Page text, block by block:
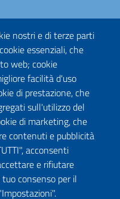
nostri e di terze parti
essenziali, che
web; cookie
facilità d'uso
di prestazione, che
sull'utilizzo del
di marketing, che
contenuti e pubblicità
acconsenti
e rifiutare
consenso per il
ASEL
|aselsardegna@pec.it